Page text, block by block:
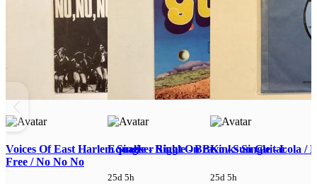
Voices Of East Harlem Single - Right On Be
Free / No No No
Equaliser Single - Bravo / Sun Guitar
25d 5h
Kinks Single - Lola /
25d 5h